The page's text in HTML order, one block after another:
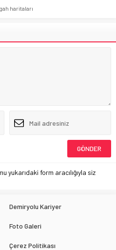
haritaları
yukarıdaki form aracılığıyla siz
Demiryolu Kariyer
Foto Galeri
Çerez Politikası